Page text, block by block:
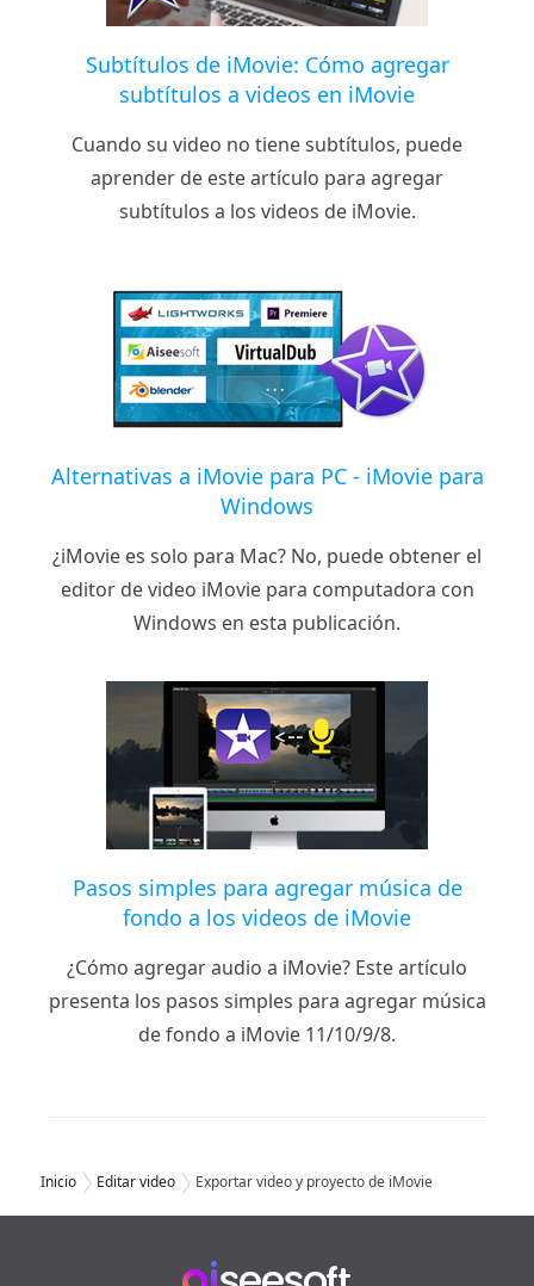
Subtítulos de iMovie: Cómo agregar
subtítulos a videos en iMovie
Cuando su video no tiene subtítulos, puede
aprender de este artículo para agregar
subtítulos a los videos de iMovie.
Alternativas a iMovie para PC - iMovie para
Windows
¿iMovie es solo para Mac? No, puede obtener el
editor de video iMovie para computadora con
Windows en esta publicación.
Pasos simples para agregar música de
fondo a los videos de iMovie
¿Cómo agregar audio a iMovie? Este artículo
presenta los pasos simples para agregar música
de fondo a iMovie 11/10/9/8.
Inicio Editar video Exportar video y proyecto de iMovie